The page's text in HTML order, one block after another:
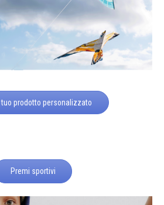
prodotto personalizzato
Premi sportivi